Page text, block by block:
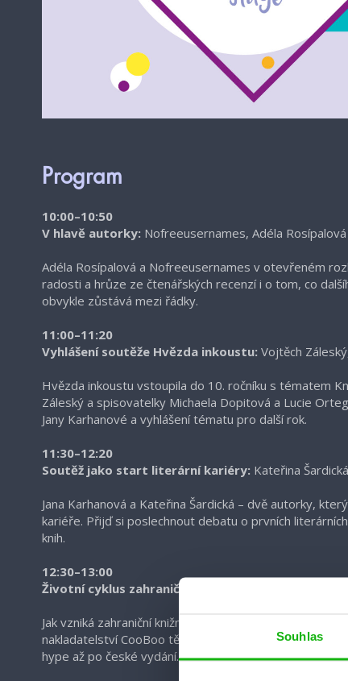
Souhlas
Program
10:00–10:50
V hlavě autorky: Nofreeusernames, Adéla Rosípalová
Adéla Rosípalová a Nofreeusernames v otevřeném
radosti a hrůze ze čtenářských recenzí i o tom, co
obvykle zůstává mezi řádky.
11:00–11:20
Vyhlášení soutěže Hvězda inkoustu: Vojtěch
Hvězda inkoustu vstoupila do 10. ročníku s tématem
Záleský a spisovatelky Michaela Dopitová a Lucie
Jany Karhanové a vyhlášení tématu pro další rok.
11:30–12:20
Soutěž jako start literární kariéry: Kateřina
Jana Karhanová a Kateřina Šardická – dvě autorky,
kariéře. Přijď si poslechnout debatu o prvních
knih.
12:30–13:00
Životní cyklus zahraničních fenoménů:
Jak vzniká zahraniční knižní fenomén a co všechno se
nakladatelství CooBoo tě na příkladu
Alchemised
hype až po české vydání.